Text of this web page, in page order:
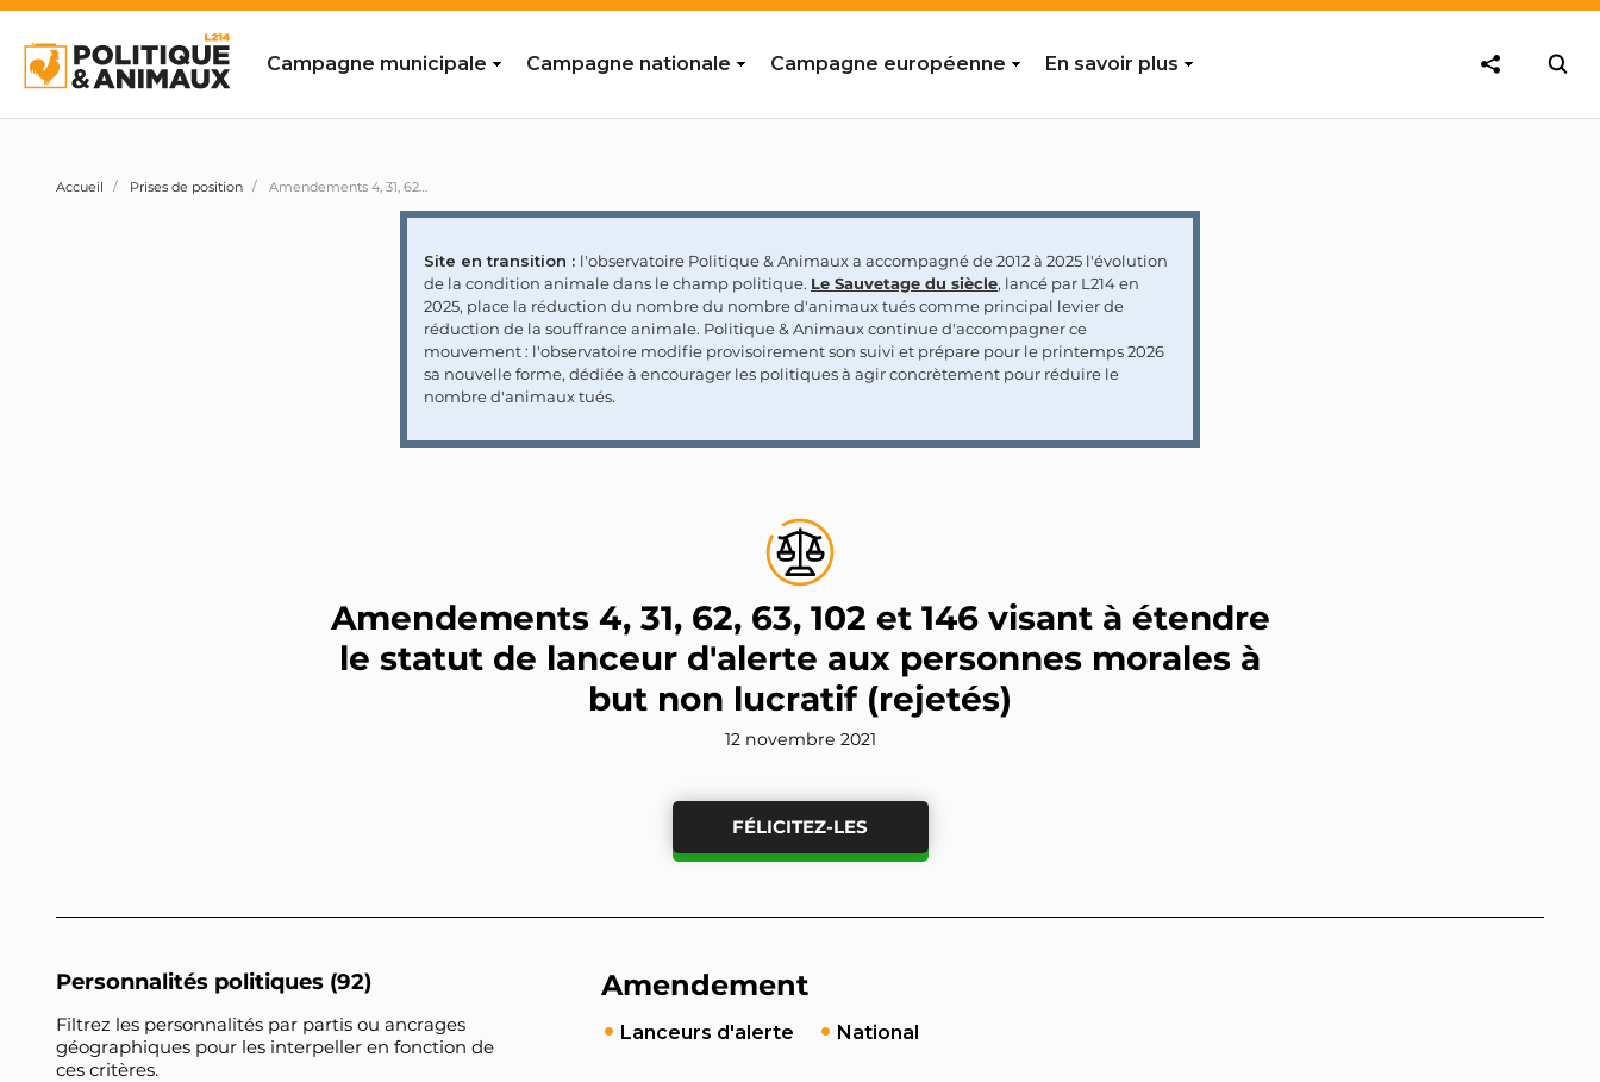
Campagne municipale Campagne nationale Campagne européenne En savoir plus
Accueil Prises de position Amendements 4, 31, 62, 63, 102 et 146 visant à étendre le statut de lanceur d'alerte aux personnes morales à but non lucratif (rejetés)
Site en transition : l'observatoire Politique & Animaux a accompagné de 2012 à 2025 l'évolution
de la condition animale dans le champ politique. Le Sauvetage du siècle, lancé par L214 en
2025, place la réduction du nombre du nombre d'animaux tués comme principal levier de
réduction de la souffrance animale. Politique & Animaux continue d'accompagner ce
mouvement : l'observatoire modifie provisoirement son suivi et prépare pour le printemps 2026
sa nouvelle forme, dédiée à encourager les politiques à agir concrètement pour réduire le
nombre d'animaux tués.
Amendements 4, 31, 62, 63, 102 et 146 visant à étendre
le statut de lanceur d'alerte aux personnes morales à
but non lucratif (rejetés)
12 novembre 2021
FÉLICITEZ-LES
Personnalités politiques (92)
Filtrez les personnalités par partis ou ancrages
géographiques pour les interpeller en fonction de
ces critères.
Amendement
Lanceurs d'alerte National